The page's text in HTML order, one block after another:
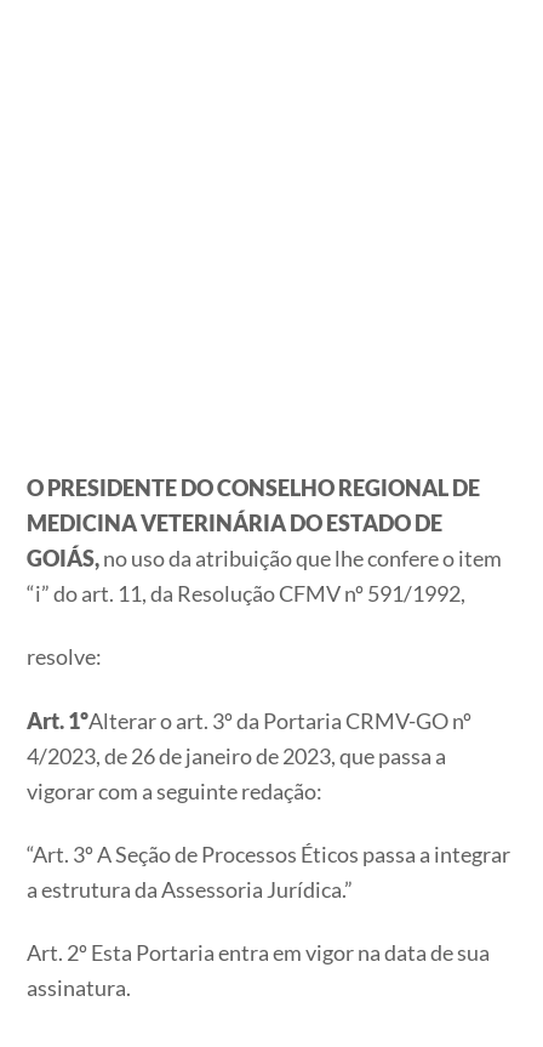
O PRESIDENTE DO CONSELHO REGIONAL DE
MEDICINA VETERINÁRIA DO ESTADO DE
GOIÁS,no uso da atribuição que lhe confere o item
“i” do art. 11, da Resolução CFMV nº 591/1992,
resolve:
Art. 1ºAlterar o art. 3º da Portaria CRMV-GO nº
4/2023, de 26 de janeiro de 2023, que passa a
vigorar com a seguinte redação:
“Art. 3º A Seção de Processos Éticos passa a integrar
a estrutura da Assessoria Jurídica.”
Art. 2º Esta Portaria entra em vigor na data de sua
assinatura.